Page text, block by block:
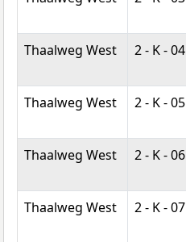
Thaalweg West 2 - K - 04
Thaalweg West 2 - K - 05
Thaalweg West 2 - K - 06
Thaalweg West 2 - K - 07